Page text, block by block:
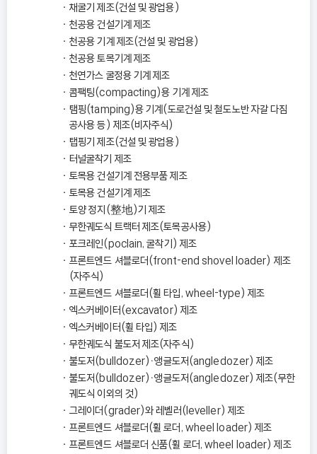
채굴기 제조(건설 및 광업용)
천공용 건설기계 제조
천공용 기계 제조(건설 및 광업용)
천공용 토목기계 제조
천연가스 굴정용 기계 제조
콤팩팅(compacting)용 기계 제조
탬핑(tamping)용 기계(도로건설 및 철도노반 자갈 다짐
공사용 등) 제조(비자주식)
탭핑기 제조(건설 및 광업용)
터널굴착기 제조
토목용 건설기계 전용부품 제조
토목용 건설기계 제조
토양 정지(整地)기 제조
무한궤도식 트랙터 제조(토목공사용)
포크레인(poclain, 굴착기) 제조
프론트엔드 셔블로더(front-end shovel loader) 제조
(자주식)
프론트엔드 셔블로더(휠 타입, wheel-type) 제조
엑스커베이터(excavator) 제조
엑스커베이터(휠 타입) 제조
무한궤도식 불도저 제조(자주식)
불도저(bulldozer)ㆍ앵글도저(angledozer) 제조
불도저(bulldozer)ㆍ앵글도저(angledozer) 제조(무한
궤도식 이외의 것)
그레이더(grader)와 레벨러(leveller) 제조
프론트엔드 셔블로더(휠 로더, wheel loader) 제조
프론트엔드 셔블로더 신품(휠 로더, wheel loader) 제조